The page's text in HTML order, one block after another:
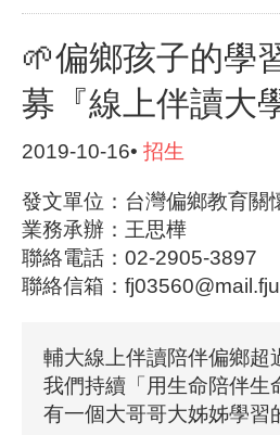
🌱偏鄉孩子的學
募『線上伴讀大
2019-10-16• 招生
發文單位：台灣偏鄉教育關
業務承辦：王思樺
聯絡電話：02-2905-3897
聯絡信箱：
輔大線上伴讀陪伴偏鄉超
我們持續「用生命陪伴生
有一個大哥哥大姊姊學習